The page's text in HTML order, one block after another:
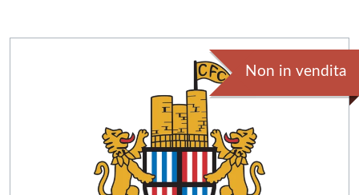
Non in vendita